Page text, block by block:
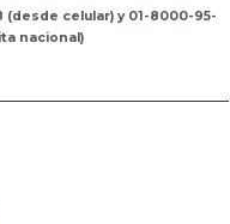
(desde celular) y 01-8000-95-
nacional)